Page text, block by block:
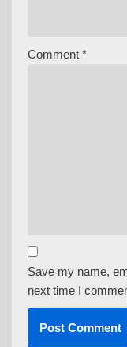
Comment *
Save my name,
next time I